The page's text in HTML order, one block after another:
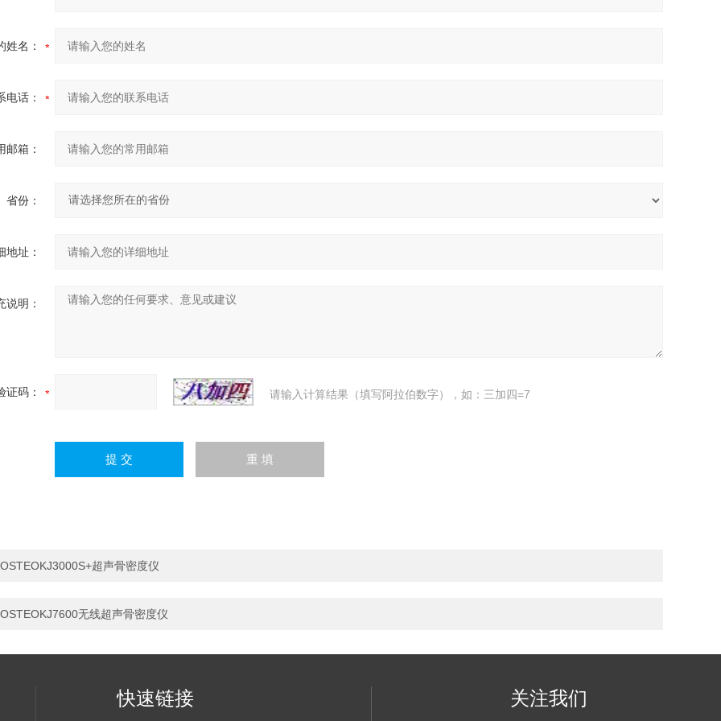
姓名：
电话：
邮箱：
省份：
地址：
说明：
证码： 请输入计算结果（填写阿拉伯数字），如：三加四=7
OSTEOKJ3000S+超声骨密度仪
OSTEOKJ7600无线超声骨密度仪
快速链接 关注我们